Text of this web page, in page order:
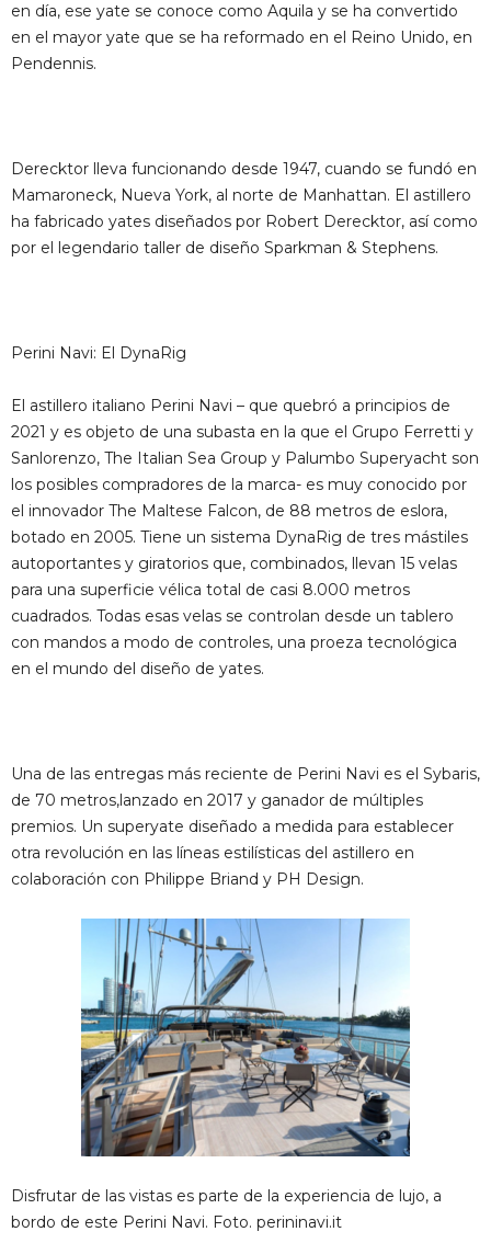
en día, ese yate se conoce como Aquila y se ha convertido
en el mayor yate que se ha reformado en el Reino Unido, en
Pendennis.
Derecktor lleva funcionando desde 1947, cuando se fundó en
Mamaroneck, Nueva York, al norte de Manhattan. El astillero
ha fabricado yates diseñados por Robert Derecktor, así como
por el legendario taller de diseño Sparkman & Stephens.
Perini Navi: El DynaRig
El astillero italiano Perini Navi – que quebró a principios de
2021 y es objeto de una subasta en la que el Grupo Ferretti y
Sanlorenzo, The Italian Sea Group y Palumbo Superyacht son
los posibles compradores de la marca- es muy conocido por
el innovador The Maltese Falcon, de 88 metros de eslora,
botado en 2005. Tiene un sistema DynaRig de tres mástiles
autoportantes y giratorios que, combinados, llevan 15 velas
para una superficie vélica total de casi 8.000 metros
cuadrados. Todas esas velas se controlan desde un tablero
con mandos a modo de controles, una proeza tecnológica
en el mundo del diseño de yates.
Una de las entregas más reciente de Perini Navi es el Sybaris,
de 70 metros,lanzado en 2017 y ganador de múltiples
premios. Un superyate diseñado a medida para establecer
otra revolución en las líneas estilísticas del astillero en
colaboración con Philippe Briand y PH Design.
Disfrutar de las vistas es parte de la experiencia de lujo, a
bordo de este Perini Navi. Foto. perininavi.it